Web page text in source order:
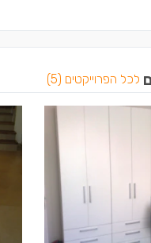
לכל הפרוייקטים (5)